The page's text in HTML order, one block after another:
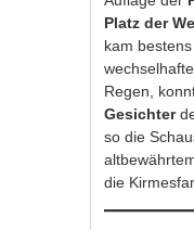
Platz der
kam
Regen,
Gesichter
so die
die